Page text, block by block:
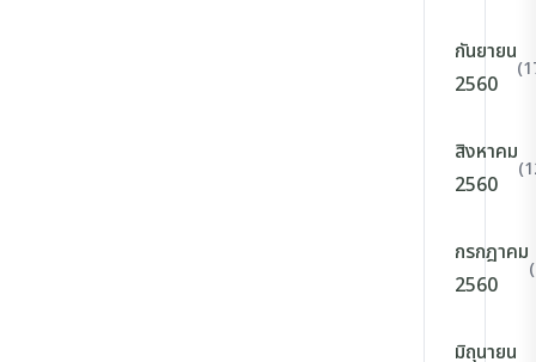
กันยายน
2560
สิงหาคม
2560
กรกฎาคม
2560
มิถุนายน